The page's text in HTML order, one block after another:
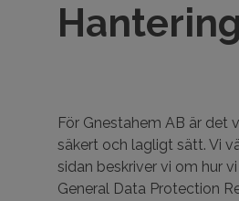
För Gnestahem AB är
säkert och lagligt sätt. Vi
sidan beskriver vi om hur
General Data Protection